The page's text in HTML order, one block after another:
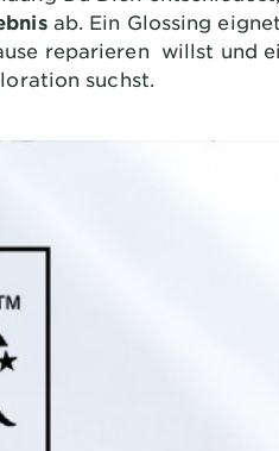
ab. Ein Glossing
reparieren willst und
suchst.